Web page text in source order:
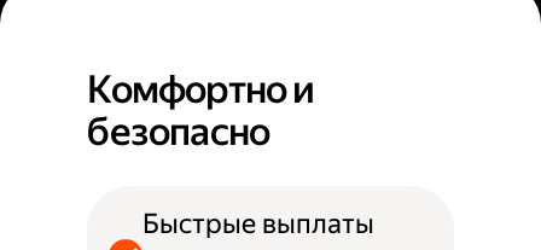
Комфортно и
безопасно
Быстрые выплаты